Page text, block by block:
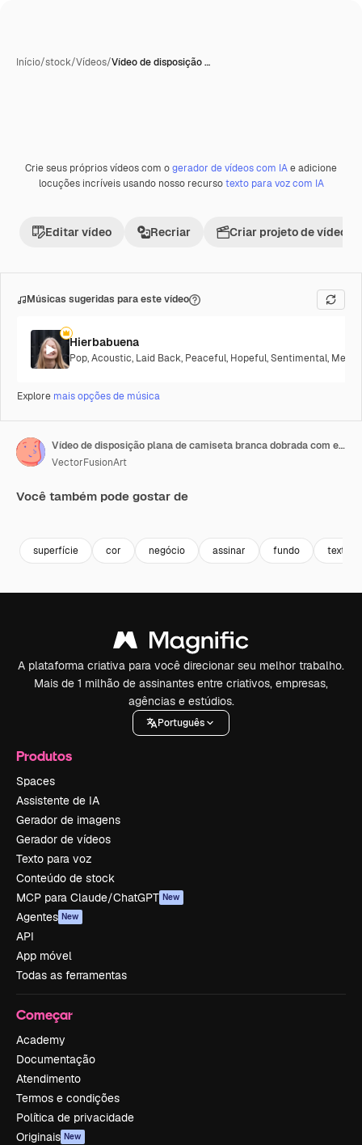
Início/stock/Vídeos/Vídeo de disposição …
PremiumGerada com IA
Crie seus próprios vídeos com ogerador de vídeos com IAe adicione
locuções incríveis usando nosso recursotexto para voz com IA
Editar vídeo Recriar Criar projeto de vídeo
Músicas sugeridas para este vídeo
Hierbabuena
Pop,Acoustic, Laid Back, Peaceful, Hopeful,Sentimental,
Explore mais opções de música
Vídeo de disposição plana de camiseta branca dobrada com etiqueta e espaço para texto sobre fundo cinza e marrom
VectorFusionArt
Você também pode gostar de
superfície cor negócio assinar fundo textura
A plataforma criativa para você direcionar seu melhor trabalho.
Mais de 1 milhão de assinantes entre criativos, empresas,
agências e estúdios.
Português
Produtos
Spaces
Assistente de IA
Gerador de imagens
Gerador de vídeos
Texto para voz
Conteúdo de stock
MCP para Claude/ChatGPT New
Agentes New
API
App móvel
Todas as ferramentas
Começar
Academy
Documentação
Atendimento
Termos e condições
Política de privacidade
Originais New